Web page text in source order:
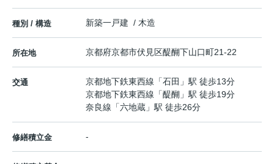
種別 / 構造 新築一戸建 / 木造
所在地 京都府京都市伏見区醍醐下山口町21-22
交通 京都地下鉄東西線 「石田 」駅 徒歩13分
京都地下鉄東西線 「醍醐 」駅 徒歩19分
奈良線 「六地蔵 」駅 徒歩26分
修繕積立金 -